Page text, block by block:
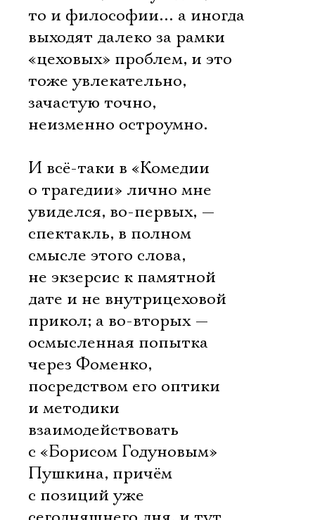
то и философии… а иногда
выходят далеко за рамки
«цеховых» проблем, и это
тоже увлекательно,
зачастую точно,
неизменно остроумно.
И всё-таки в «Комедии
о трагедии» лично мне
увиделся, во-первых, —
спектакль, в полном
смысле этого слова,
не экзерсис к памятной
дате и не внутрицеховой
прикол; а во-вторых —
осмысленная попытка
через Фоменко,
посредством его оптики
и методики
взаимодействовать
с «Борисом Годуновым»
Пушкина, причём
с позиций уже